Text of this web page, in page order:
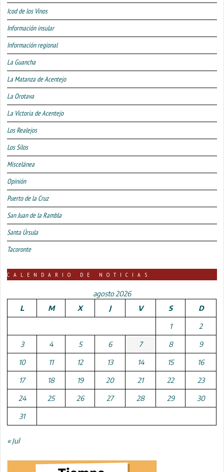
Icod de los Vinos
Información insular
Información regional
La Guancha
La Matanza de Acentejo
La Orotava
La Victoria de Acentejo
Los Realejos
Los Silos
Miscelánea
Opinión
Puerto de la Cruz
San Juan de la Rambla
Santa Úrsula
Tacoronte
CALENDARIO DE NOTICIAS
agosto 2026
L
M X J V S D
1 2
3 4 5 6 7 8 9
10 11 12 13 14 15 16
17 18 19 20 21 22 23
24 25 26 27 28 29 30
31
« Jul